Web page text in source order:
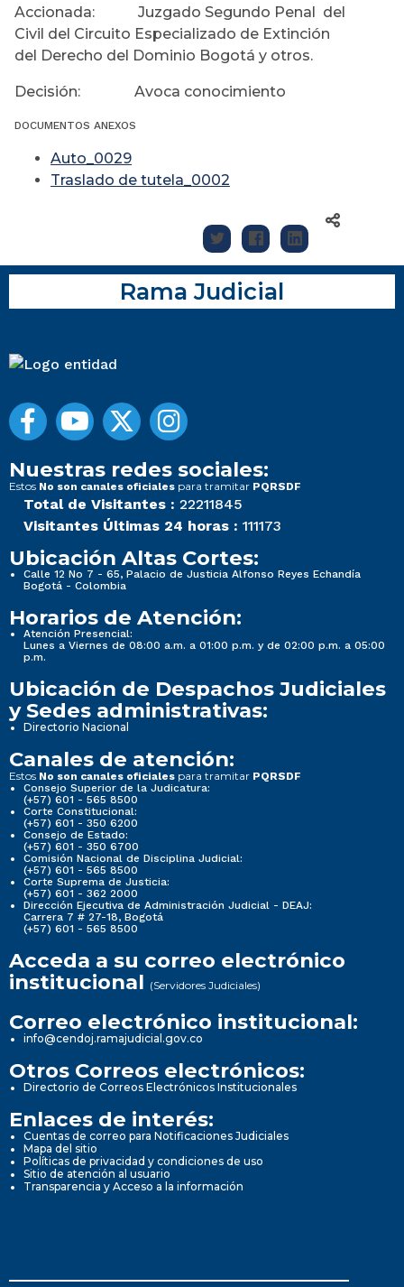
Accionada: Juzgado Segundo Penal del
Civil del Circuito Especializado de Extinción
del Derecho del Dominio Bogotá y otros.
Decisión: Avoca conocimiento
DOCUMENTOS ANEXOS
Auto_0029
Traslado de tutela_0002
Rama Judicial
Nuestras redes sociales:
Estos No son canales oficiales para tramitar PQRSDF
Total de Visitantes : 22211845
Visitantes Últimas 24 horas : 111173
Ubicación Altas Cortes:
Calle 12 No 7 - 65, Palacio de Justicia Alfonso Reyes Echandía
Bogotá - Colombia
Horarios de Atención:
Atención Presencial:
Lunes a Viernes de 08:00 a.m. a 01:00 p.m. y de 02:00 p.m. a 05:00
p.m.
Ubicación de Despachos Judiciales
y Sedes administrativas:
Directorio Nacional
Canales de atención:
Estos No son canales oficiales para tramitar PQRSDF
Consejo Superior de la Judicatura:
(+57) 601 - 565 8500
Corte Constitucional:
(+57) 601 - 350 6200
Consejo de Estado:
(+57) 601 - 350 6700
Comisión Nacional de Disciplina Judicial:
(+57) 601 - 565 8500
Corte Suprema de Justicia:
(+57) 601 - 362 2000
Dirección Ejecutiva de Administración Judicial - DEAJ:
Carrera 7 # 27-18, Bogotá
(+57) 601 - 565 8500
Acceda a su correo electrónico
institucional (Servidores Judiciales)
Correo electrónico institucional:
info@cendoj.ramajudicial.gov.co
Otros Correos electrónicos:
Directorio de Correos Electrónicos Institucionales
Enlaces de interés:
Cuentas de correo para Notificaciones Judiciales
Mapa del sitio
Políticas de privacidad y condiciones de uso
Sitio de atención al usuario
Transparencia y Acceso a la información